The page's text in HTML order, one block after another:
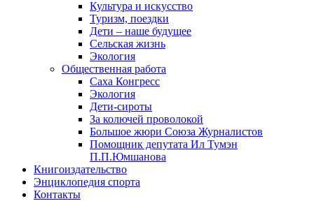
Культура и искусство
Туризм, поездки
Дети – наше будущее
Сельская жизнь
Экология
Общественная работа
Саха Конгресс
Экология
Дети-сироты
За колючей проволокой
Большое жюри Союза Журналистов
Помощник депутата Ил Тумэн
П.П.Юмшанова
Книгоиздательство
Энциклопедия спорта
Контакты